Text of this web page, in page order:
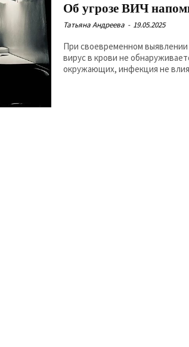
Об угрозе ВИЧ
Татьяна Андреева - 19.05.2025
При своевременном
вирус в крови не
окружающих, инфекция не